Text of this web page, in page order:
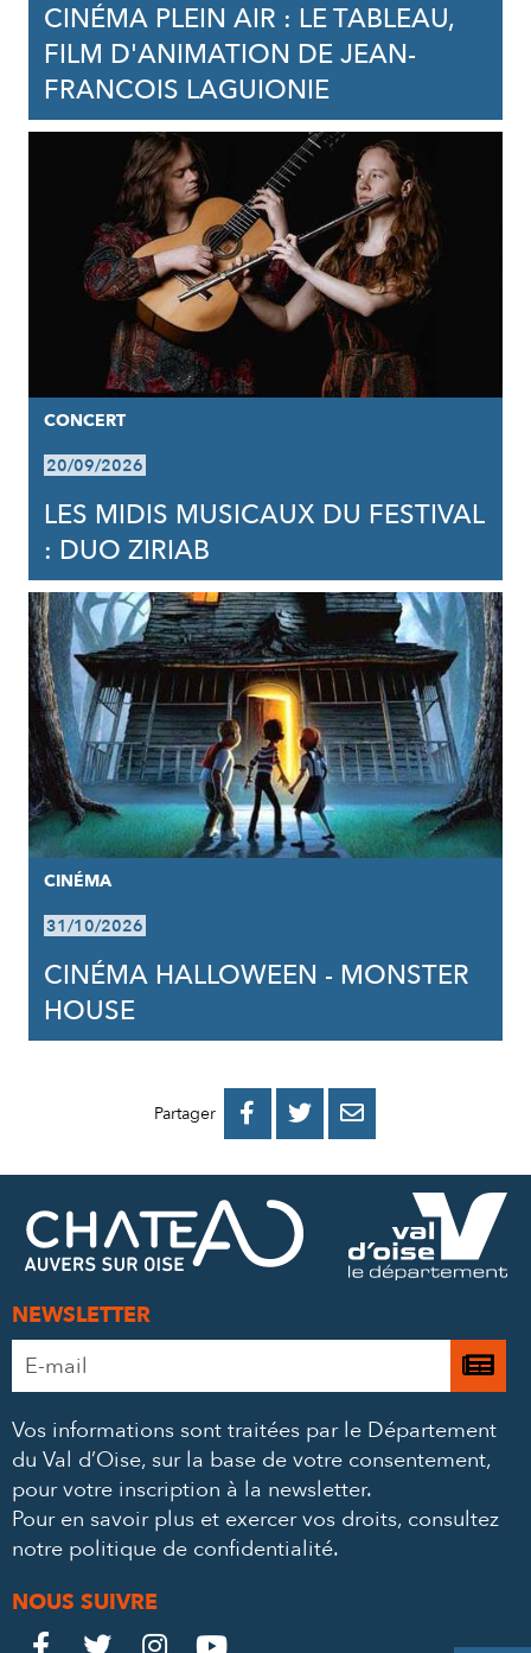
CINÉMA PLEIN AIR : LE TABLEAU,
FILM D'ANIMATION DE JEAN-
FRANCOIS LAGUIONIE
CONCERT
20/09/2026
LES MIDIS MUSICAUX DU FESTIVAL
: DUO ZIRIAB
CINÉMA
31/10/2026
CINÉMA HALLOWEEN - MONSTER
HOUSE
Partager 
PARTAGER
FACEBOOK
PARTAGER
PARTAGER
MAIL
NEWSLETTER
Adresse
e-
*
Je
à
Vos informations sont traitées par le Département
du Val d’Oise, sur la base de votre consentement,
pour votre inscription à la newsletter.
Pour en savoir plus et exercer vos droits, consultez
notre politique de confidentialité.
NOUS SUIVRE
Le
 Le
 Le
 Le
